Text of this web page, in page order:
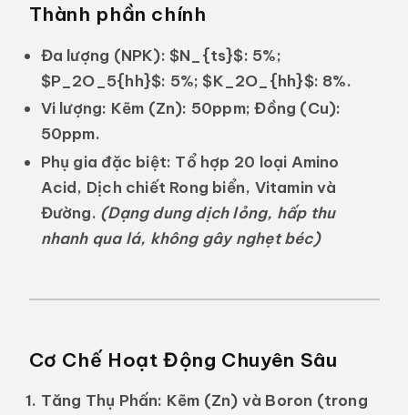
Thành phần chính
Đa lượng (NPK): $N_{ts}$: 5%;
$P_2O_5{hh}$: 5%;$K_2O_{hh}$: 8%.
Vi lượng: Kẽm (Zn): 50ppm; Đồng (Cu):
50ppm.
Phụ gia đặc biệt: Tổ hợp 20 loại Amino
Acid, Dịch chiết Rong biển, Vitamin và
Đường. (Dạng dung dịch lỏng, hấp thu
nhanh qua lá, không gây nghẹt béc)
Cơ Chế Hoạt Động Chuyên Sâu
Tăng Thụ Phấn: Kẽm (Zn) và Boron (trong